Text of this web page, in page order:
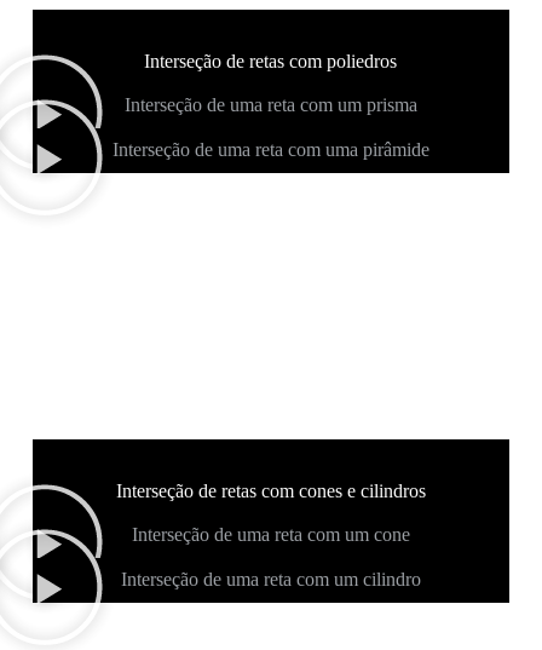
Interseção de retas com poliedros
Interseção de uma reta com um prisma
Interseção de uma reta com uma pirâmide
Interseção de retas com cones e cilindros
Interseção de uma reta com um cone
Interseção de uma reta com um cilindro